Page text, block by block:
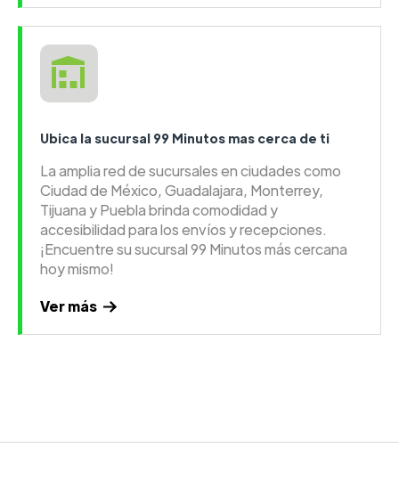
Ubica la sucursal 99 Minutos mas cerca de ti
La amplia red de sucursales en ciudades como
Ciudad de México, Guadalajara, Monterrey,
Tijuana y Puebla brinda comodidad y
accesibilidad para los envíos y recepciones.
¡Encuentre su sucursal 99 Minutos más cercana
hoy mismo!
Ver más